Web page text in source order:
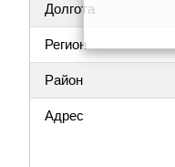
Долгота
Регион
Район
Адрес